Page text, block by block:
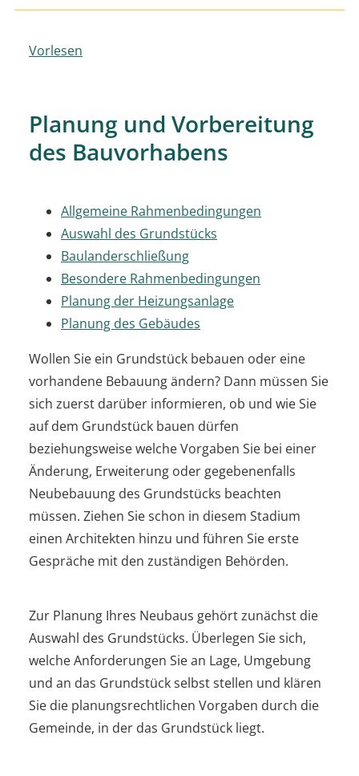
Vorlesen
Planung und Vorbereitung
des Bauvorhabens
Allgemeine Rahmenbedingungen
Auswahl des Grundstücks
Baulanderschließung
Besondere Rahmenbedingungen
Planung der Heizungsanlage
Planung des Gebäudes
Wollen Sie ein Grundstück bebauen oder eine
vorhandene Bebauung ändern? Dann müssen Sie
sich zuerst darüber informieren, ob und wie Sie
auf dem Grundstück bauen dürfen
beziehungsweise welche Vorgaben Sie bei einer
Änderung, Erweiterung oder gegebenenfalls
Neubebauung des Grundstücks beachten
müssen. Ziehen Sie schon in diesem Stadium
einen Architekten hinzu und führen Sie erste
Gespräche mit den zuständigen Behörden.
Zur Planung Ihres Neubaus gehört zunächst die
Auswahl des Grundstücks. Überlegen Sie sich,
welche Anforderungen Sie an Lage, Umgebung
und an das Grundstück selbst stellen und klären
Sie die planungsrechtlichen Vorgaben durch die
Gemeinde, in der das Grundstück liegt.